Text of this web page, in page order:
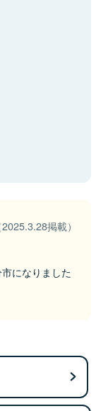
2025.3.28掲載）
になりました